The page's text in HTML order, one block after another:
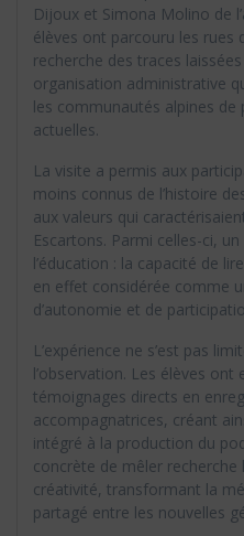
Dijoux et Simona Molino de
élèves ont parcouru les rues
recherche des traces
organisation administrative
les communautés alpines de
actuelles.
La visite a permis aux
moins connus de l’histoire
aux valeurs qui
Escartons. Parmi celles-ci,
l’éducation : la capacité de
en effet considérée comme
d’autonomie et de
L’expérience ne s’est pas
l’observation. Les élèves ont
témoignages directs en
accompagnatrices, créant
intégré à la production du
concrète de mêler
créativité, transformant la
partagé entre les nouvelles